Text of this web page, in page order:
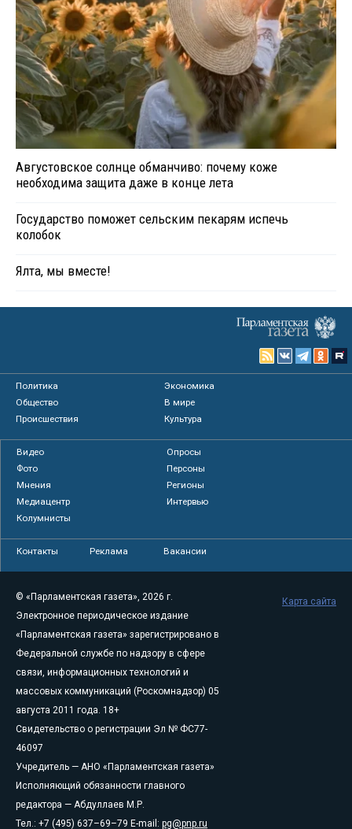
Августовское солнце обманчиво: почему коже
необходима защита даже в конце лета
Государство поможет сельским пекарям испечь
колобок
Ялта, мы вместе!
Политика
Экономика
Общество
В мире
Происшествия
Культура
Видео
Опросы
Фото
Персоны
Мнения
Регионы
Медиацентр
Интервью
Колумнисты
Контакты Реклама Вакансии
© «Парламентская газета», 2026 г.
Электронное периодическое издание
«Парламентская газета» зарегистрировано в
Федеральной службе по надзору в сфере
связи, информационных технологий и
массовых коммуникаций (Роскомнадзор) 05
августа 2011 года. 18+
Свидетельство о регистрации Эл № ФС77-
46097
Учредитель — АНО «Парламентская газета»
Исполняющий обязанности главного
редактора — Абдуллаев М.Р.
Тел.: +7 (495) 637–69–79 E-mail: pg@pnp.ru
Карта сайта